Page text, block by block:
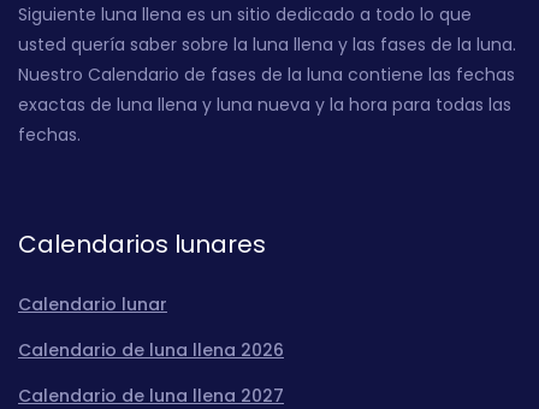
Siguiente luna llena es un sitio dedicado a todo lo que
usted quería saber sobre la luna llena y las fases de la luna.
Nuestro Calendario de fases de la luna contiene las fechas
exactas de luna llena y luna nueva y la hora para todas las
fechas.
Calendarios lunares
Calendario lunar
Calendario de luna llena 2026
Calendario de luna llena 2027